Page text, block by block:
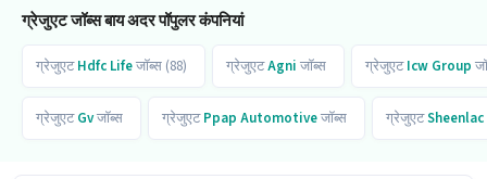
ग्रेजुएट जॉब्स बाय अदर पॉपुलर कंपनियां
ग्रेजुएटHdfc Lifeजॉब्स (88) ग्रेजुएटAgni जॉब्स ग्रेजुएटIcw Group
ग्रेजुएटGvजॉब्स ग्रेजुएटPpap Automotiveजॉब्स ग्रेजुएट